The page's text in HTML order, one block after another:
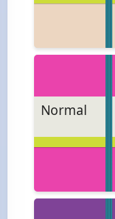
Normal